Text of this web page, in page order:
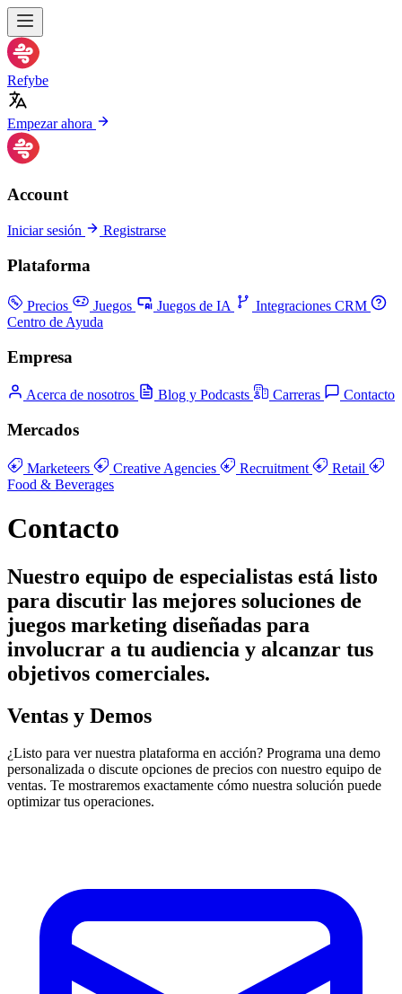
Refybe
Empezar ahora
Account
Iniciar sesión Registrarse
Plataforma
Precios Juegos Juegos de IA
Integraciones CRM
Centro de Ayuda
Empresa
Acerca de nosotros Blog y Podcasts Carreras Contacto
Mercados
Marketeers Creative Agencies Recruitment
Retail
Food & Beverages
Contacto
Nuestro equipo de especialistas está listo
para discutir las mejores soluciones de
juegos marketing diseñadas para
involucrar a tu audiencia y alcanzar tus
objetivos comerciales.
Ventas y Demos
¿Listo para ver nuestra plataforma en acción? Programa una demo
personalizada o discute opciones de precios con nuestro equipo de
ventas. Te mostraremos exactamente cómo nuestra solución puede
optimizar tus operaciones.